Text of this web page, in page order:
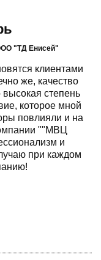
"ТД Енисей"
клиентами
же, качество
высокая степень
которое мной
повлияли и на
""МВЦ
и
при каждом